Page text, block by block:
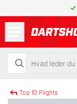
søg
søg
Top 10 Flights